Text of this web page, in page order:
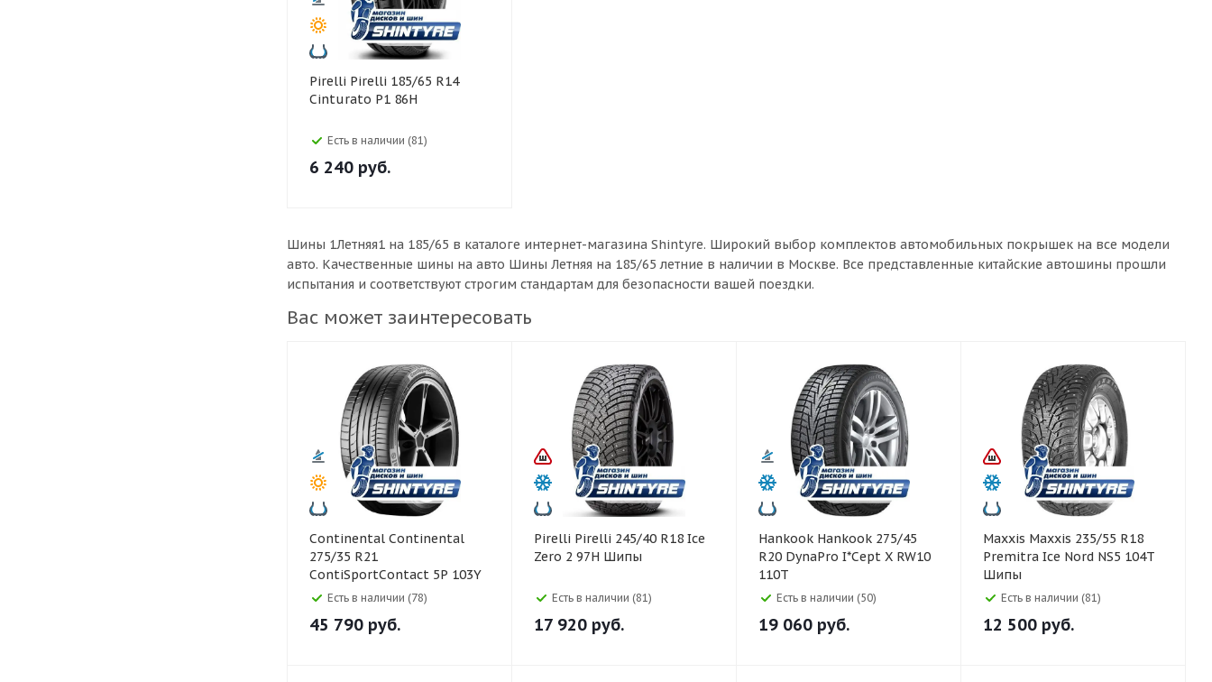
Pirelli Pirelli 185/65 R14
Cinturato P1 86H
Есть в наличии (81)
6 240 руб.
Шины 1Летняя1 на 185/65 в каталоге интернет-магазина Shintyre. Широкий выбор комплектов автомобильных покрышек на все модели
авто. Качественные шины на авто Шины Летняя на 185/65 летние в наличии в Москве. Все представленные китайские автошины прошли
испытания и соответствуют строгим стандартам для безопасности вашей поездки.
Вас может заинтересовать
Continental Continental
275/35 R21
ContiSportContact 5P 103Y
Есть в наличии (78)
45 790 руб.
Pirelli Pirelli 245/40 R18 Ice
Zero 2 97H Шипы
Есть в наличии (81)
17 920 руб.
Hankook Hankook 275/45
R20 DynaPro I*Cept X RW10
110T
Есть в наличии (50)
19 060 руб.
Maxxis Maxxis 235/55 R18
Premitra Ice Nord NS5 104T
Шипы
Есть в наличии (81)
12 500 руб.